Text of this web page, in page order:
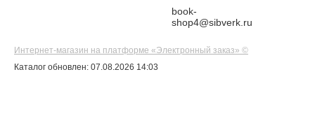
book-
shop4@sibverk.ru
Интернет-магазин на платформе «Электронный заказ» ©
Каталог обновлен: 07.08.2026 14:03